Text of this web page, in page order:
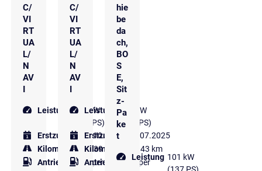
C/
VI
RT
UA
L/
N
AV
I
Leistung 146 kW
(199 PS)
Erstzulassung 10.2024
Kilometer 19.039 km
Antriebsart
Super
C/
VI
RT
UA
L/
N
AV
I
Leistung 102 kW
(139 PS)
Erstzulassung
07.2025
Kilometer
17.343 km
Antriebsart
Super
hie
be
da
ch,
BO
S
E,
Sit
z-
Pa
ke
t
Leistung 101 kW
(137 PS)